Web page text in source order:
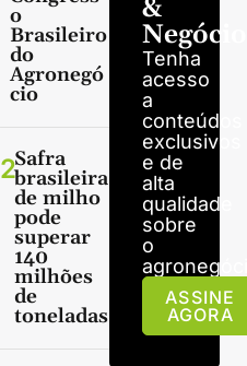
o
Brasileiro
do
Agronegó
cio
2Safra
brasileira
de milho
pode
superar
140
milhões
de
toneladas
&
Tenha
acesso
a
conteúdos
exclusivos
e de
alta
qualidade
sobre
o
ASSINE
AGORA